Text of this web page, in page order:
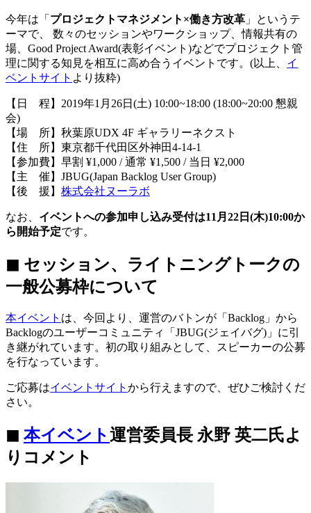
今年は「 プロジェクトマネジメント×働き方改革 」というテ
ーマで、 数々のセッションやワークショップ、情報共有の
場、Good Project Award(表彰イベント)などでプロジェクト管
理に関する知見を相互に高め合うイベントです。(以上、 イ
ベントサイト より抜粋)
【日 程】2019年1月26日(土) 10:00~18:00 (18:00~20:00 懇親
会)
【場 所】秋葉原UDX 4F ギャラリーネクスト
【住 所】東京都千代田区外神田4-14-1
【参加費】早割 ¥1,000 / 通常 ¥1,500 / 当日 ¥2,000
【主 催】JBUG(Japan Backlog User Group)
【後 援】 株式会社ヌーラボ
なお、 イベントへの参加申し込み受付は11月22日(木)10:00か
ら開始予定です。
◼︎ セッション、ライトニングトークの
一般公募枠について
本イベント は、今回より、運営のバトンが「Backlog」から
Backlogのユーザーコミュニティ「JBUG(ジェイバグ)」に引
き継がれています。初の取り組みとして、スピーカーの公募
を行なっています。
ご応募はイベントサイト から行えますので、ぜひご検討くだ
さい。
◼︎ 本イベント運営委員長 永野 英二氏よ
りコメント